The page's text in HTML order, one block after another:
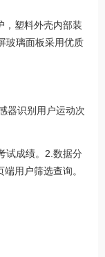
，塑料外壳内部装
玻璃面板采用优质
器识别用户运动次
试成绩。2.数据分
用户筛选查询。